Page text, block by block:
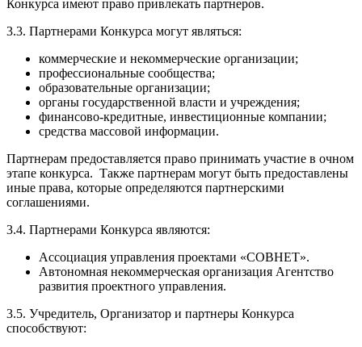
Конкурса имеют право привлекать партнеров.
3.3. Партнерами Конкурса могут являться:
коммерческие и некоммерческие организации;
профессиональные сообщества;
образовательные организации;
органы государственной власти и учреждения;
финансово-кредитные, инвестиционные компании;
средства массовой информации.
Партнерам предоставляется право принимать участие в очном
этапе конкурса. Также партнерам могут быть предоставлены
иные права, которые определяются партнерскими
соглашениями.
3.4. Партнерами Конкурса являются:
Ассоциация управления проектами «СОВНЕТ».
Автономная некоммерческая организация Агентство
развития проектного управления.
3.5. Учредитель, Организатор и партнеры Конкурса
способствуют: